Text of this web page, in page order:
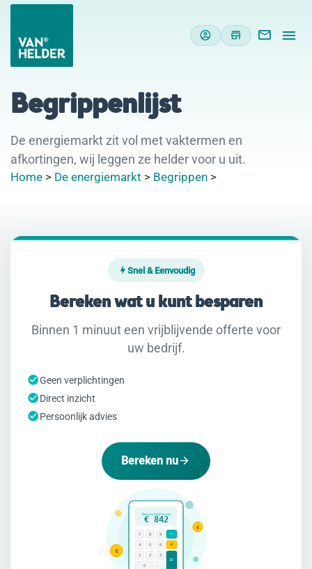
Begrippenlijst
De energiemarkt zit vol met vaktermen en
afkortingen, wij leggen ze helder voor u uit.
Home > De energiemarkt > Begrippen >
Snel & Eenvoudig
Bereken wat u kunt besparen
Binnen 1 minuut een vrijblijvende offerte voor
uw bedrijf.
Geen verplichtingen
Direct inzicht
Persoonlijk advies
Bereken nu
Besparing/maand
€ 842
7 8 9
4 5 6
1 2 3
0 .
÷
×
=
€
€